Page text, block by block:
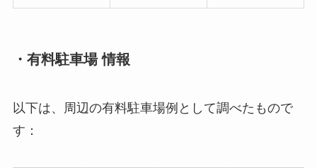
・有料駐車場 情報
以下は、周辺の有料駐車場例として調べたもので
す：